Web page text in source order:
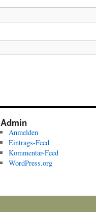
Admin
Anmelden
Eintrags-Feed
Kommentar-Feed
WordPress.org